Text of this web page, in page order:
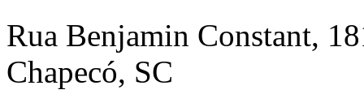
Rua Benjamin Constant,
Chapecó, SC